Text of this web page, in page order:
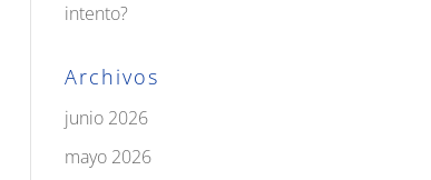
intento?
Archivos
junio 2026
mayo 2026